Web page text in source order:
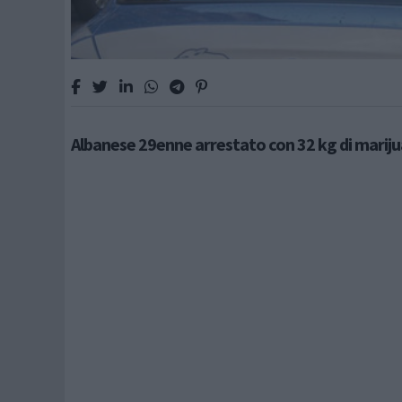
Albanese 29enne arrestato con 32 kg di